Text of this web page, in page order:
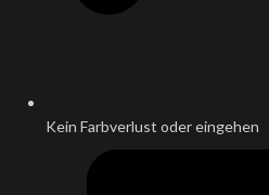
Kein Farbverlust oder eingehen